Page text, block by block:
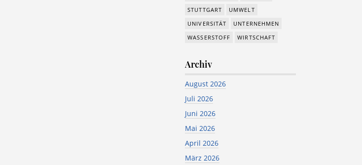
STUTTGART
UMWELT
UNIVERSITÄT
UNTERNEHMEN
WASSERSTOFF
WIRTSCHAFT
Archiv
August 2026
Juli 2026
Juni 2026
Mai 2026
April 2026
März 2026